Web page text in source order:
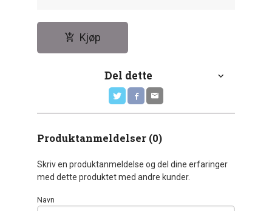
Kjøp
Del dette
Produktanmeldelser (0)
Skriv en produktanmeldelse og del dine erfaringer
med dette produktet med andre kunder.
Navn